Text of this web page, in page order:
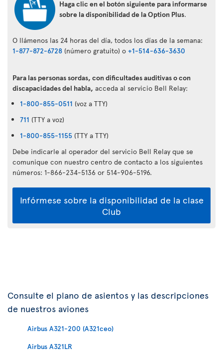
Haga clic en el botón siguiente para informarse
sobre la disponibilidad de la Option Plus.
O llámenos las 24 horas del día, todos los días de la semana:
1-877-872-6728 (número gratuito) o +1-514-636-3630
Para las personas sordas, con dificultades auditivas o con
discapacidades del habla, acceda al servicio Bell Relay:
1-800-855-0511 (voz a TTY)
711 (TTY a voz)
1-800-855-1155 (TTY a TTY)
Debe indicarle al operador del servicio Bell Relay que se
comunique con nuestro centro de contacto a los siguientes
números: 1-866-234-5136 or 514-906-5196.
Infórmese sobre la disponibilidad de la clase
Club
Consulte el plano de asientos y las descripciones
de nuestros aviones
Airbus A321-200 (A321ceo)
Airbus A321LR